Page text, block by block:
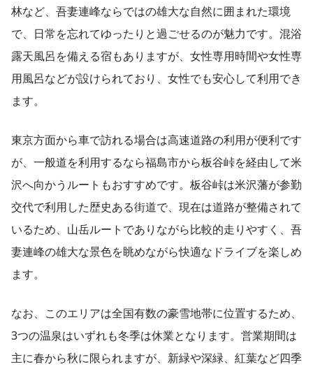
林など、吾妻連峰ならではの雄大な自然に囲まれた環境
で、日常を忘れてゆったりと過ごせるのが魅力です。混浴
露天風呂を備える宿もありますが、女性専用時間や女性専
用風呂などが設けられており、女性でも安心して利用でき
ます。
東京方面から車で訪れる場合は高速道路の利用が便利です
が、一般道を利用するなら福島市から板谷峠を経由して米
沢へ向かうルートもおすすめです。板谷峠は米沢藩が参勤
交代で利用した歴史ある街道で、現在は道路が整備されて
いるため、山岳ルートでありながら比較的走りやすく、吾
妻連峰の雄大な景色を眺めながら快適なドライブを楽しめ
ます。
なお、このエリアは全国有数の豪雪地帯に位置するため、
3つの温泉はいずれも冬季は休業となります。営業期間は
主に春から秋に限られますが、新緑や深緑、紅葉など四季